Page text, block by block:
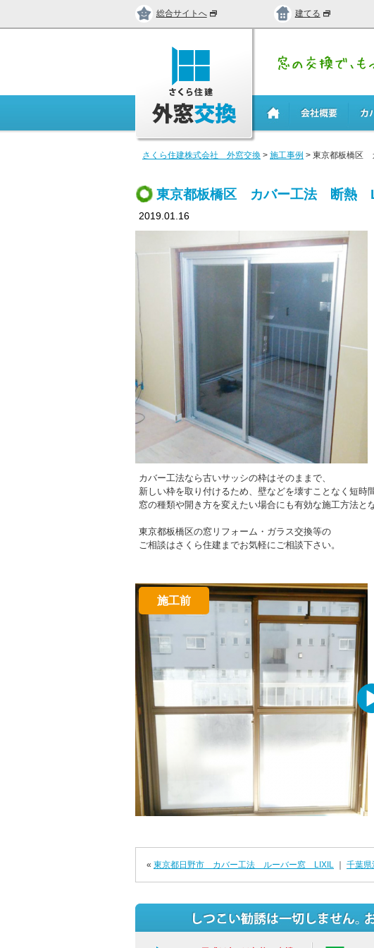
総合サイトへ 建てる
さくら住建株式会社 外窓交換 > 施工事例 > 東京都板橋区
東京都板橋区 カバー工法 断熱
2019.01.16
カバー工法なら古いサッシの枠はそのままで、
新しい枠を取り付けるため、壁などを壊すことなく短時
窓の種類や開き方を変えたい場合にも有効な施工方法と
東京都板橋区の窓リフォーム・ガラス交換等の
ご相談はさくら住建までお気軽にご相談下さい。
施工前
« 東京都日野市 カバー工法 ルーバー窓 LIXIL 千葉